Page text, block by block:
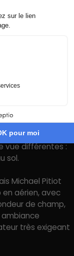
du scénario.
été le seul
été présent
a au
nous avions une
particulières,
en parallèle
vues
vue différentes :
sol.
Michael Pitiot
aérien, avec
de champ,
très exigeant